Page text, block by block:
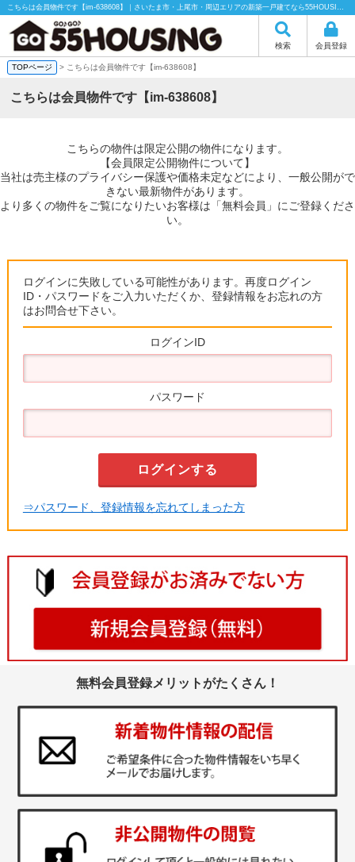
こちらは会員物件です【im-638608】｜さいたま市・上尾市・周辺エリアの新築一戸建てなら55HOUSING（55ハウジング）にお任せください！
検索 会員登録
TOPページ > こちらは会員物件です【im-638608】
こちらは会員物件です【im-638608】
こちらの物件は限定公開の物件になります。
【会員限定公開物件について】
当社は売主様のプライバシー保護や価格未定などにより、一般公開がで
きない最新物件があります。
より多くの物件をご覧になりたいお客様は「無料会員」にご登録くださ
い。
ログインに失敗している可能性があります。再度ログイン
ID・パスワードをご入力いただくか、登録情報をお忘れの方
はお問合せ下さい。
ログインID
パスワード
⇒パスワード、登録情報を忘れてしまった方
無料会員登録メリットがたくさん！